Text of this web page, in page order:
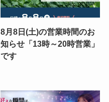
8月8日(土)の営業時間のお
知らせ「13時～20時営業」
です